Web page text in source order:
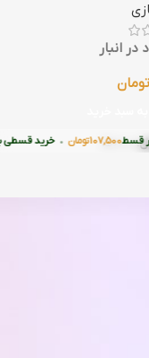
107,500تومان • خرید قسطی با
در انبار
تومان
150000